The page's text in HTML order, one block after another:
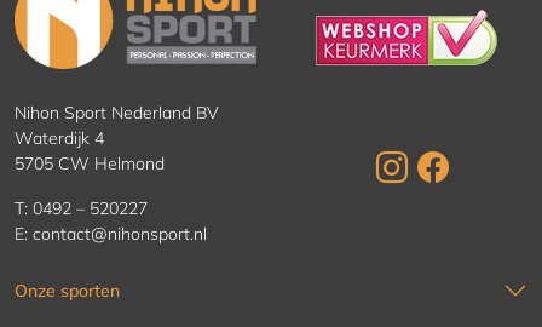
Nihon Sport Nederland BV
Waterdijk 4
5705 CW Helmond
T: 0492 – 520227
E: contact@nihonsport.nl
Onze sporten